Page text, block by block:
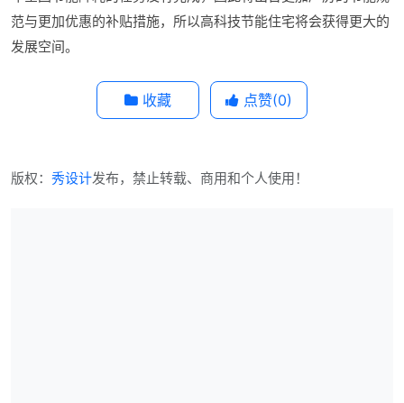
范与更加优惠的补贴措施，所以高科技节能住宅将会获得更大的
发展空间。
收藏 点赞(0)
版权： 秀设计发布，禁止转载、商用和个人使用！